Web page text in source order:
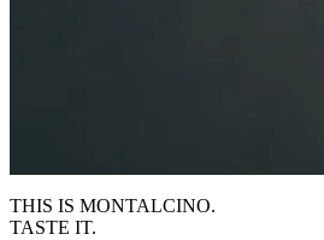
THIS IS MONTALCINO.
TASTE IT.